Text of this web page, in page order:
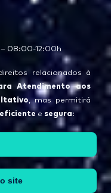
– 08:00-12:00h
relacionados à
Atendimento aos
, mas permitirá
eficientee segura:
site